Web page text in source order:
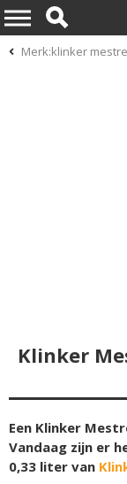
Merk:klinker
Klinker
Een Klinker
Vandaag zijn er
0,33 liter van